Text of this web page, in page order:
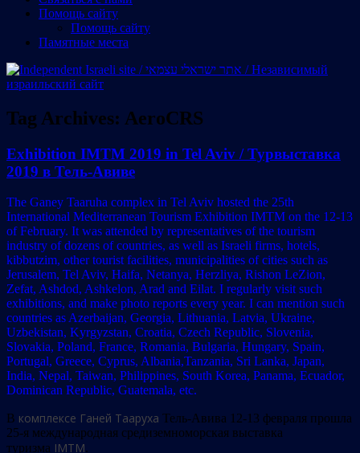
Помощь сайту
Помощь сайту
Памятные места
Tag Archives: AeroCRS
Exhibition IMTM 2019 in Tel Aviv / Турвыставка
2019 в Тель-Авиве
The Ganey Taaruha complex in Tel Aviv hosted the 25th
International Mediterranean Tourism Exhibition IMTM on the 12-13
of February. It was attended by representatives of the tourism
industry of dozens of countries, as well as Israeli firms, hotels,
kibbutzim, other tourist facilities, municipalities of cities such as
Jerusalem, Tel Aviv, Haifa, Netanya, Herzliya, Rishon LeZion,
Zefat, Ashdod, Ashkelon, Arad and Eilat. I regularly visit such
exhibitions, and make photo reports every year. I can mention such
countries as Azerbaijan, Georgia, Lithuania, Latvia, Ukraine,
Uzbekistan, Kyrgyzstan, Croatia, Czech Republic, Slovenia,
Slovakia, Poland, France, Romania, Bulgaria, Hungary, Spain,
Portugal, Greece, Cyprus, Albania,Tanzania, Sri Lanka, Japan,
India, Nepal, Taiwan, Philippines, South Korea, Panama, Ecuador,
Dominican Republic, Guatemala, etc.
В комплексе Ганей Тааруха Тель-Авива 12-13 февраля прошла
25-я международная средиземноморская выставка
туризма IMTM.